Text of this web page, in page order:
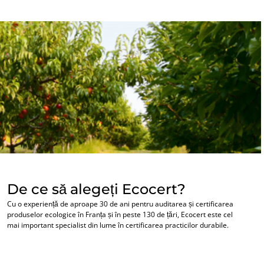
Produse agroalimentare
Cosmetice
Textile
Silvicultură
Produse de îngrijire casnică
Materiale durabile
Inputs
De ce să alegeți Ecocert?
Cu o experiență de aproape 30 de ani pentru auditarea și certificarea
produselor ecologice în Franța și în peste 130 de țări, Ecocert este cel
mai important specialist din lume în certificarea practicilor durabile.